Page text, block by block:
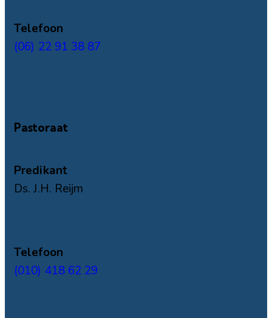
Telefoon
(06) 22 91 38 87
Pastoraat
Predikant
Ds. J.H. Reijm
Telefoon
(010) 418 62 29